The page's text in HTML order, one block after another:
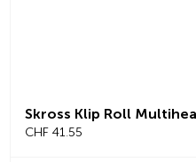
Skross Klip Roll
CHF 41.55